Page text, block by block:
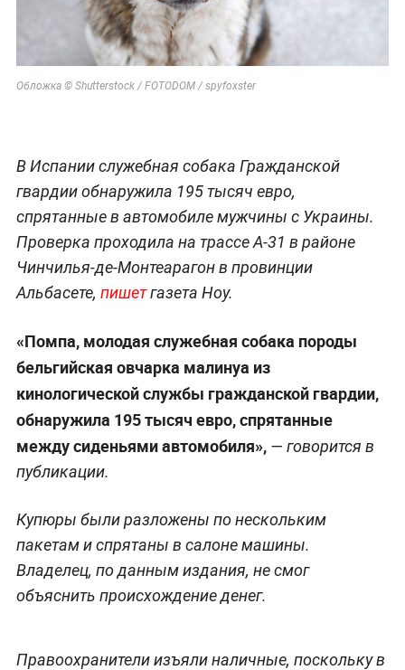
Обложка © Shutterstock / FOTODOM / spyfoxster
В Испании служебная собака Гражданской
гвардии обнаружила 195 тысяч евро,
спрятанные в автомобиле мужчины с Украины.
Проверка проходила на трассе A-31 в районе
Чинчилья-де-Монтеарагон в провинции
Альбасете, пишетгазета Hoy.
«Помпа, молодая служебная собака породы
бельгийская овчарка малинуа из
кинологической службы гражданской гвардии,
обнаружила 195 тысяч евро, спрятанные
между сиденьями автомобиля», — говорится в
публикации.
Купюры были разложены по нескольким
пакетам и спрятаны в салоне машины.
Владелец, по данным издания, не смог
объяснить происхождение денег.
Правоохранители изъяли наличные, поскольку в